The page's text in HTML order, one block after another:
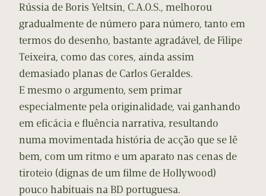
Rússia de Boris Yeltsin, C.A.O.S., melhorou
gradualmente de número para número, tanto em
termos do desenho, bastante agradável, de Filipe
Teixeira, como das cores, ainda assim
demasiado planas de Carlos Geraldes.
E mesmo o argumento, sem primar
especialmente pela originalidade, vai ganhando
em eficácia e fluência narrativa, resultando
numa movimentada história de acção que se lê
bem, com um ritmo e um aparato nas cenas de
tiroteio (dignas de um filme de Hollywood)
pouco habituais na BD portuguesa.